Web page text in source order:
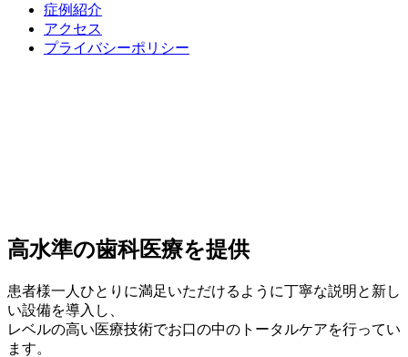
症例紹介
アクセス
プライバシーポリシー
高水準の歯科医療を提供
患者様一人ひとりに満足いただけるように丁寧な説明と新し
い設備を導入し、
レベルの高い医療技術でお口の中のトータルケアを行ってい
ます。